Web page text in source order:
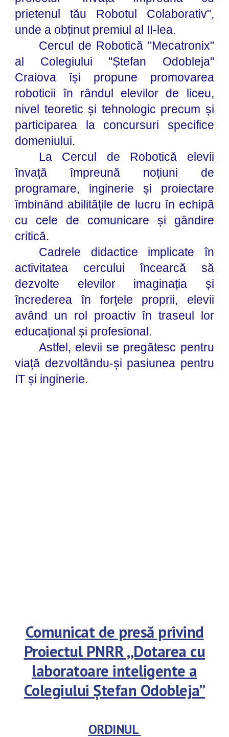
prietenul tău Robotul Colaborativ",
unde a obținut premiul al II-lea.
Cercul de Robotică "Mecatronix"
al Colegiului "Ștefan Odobleja"
Craiova își propune promovarea
roboticii în rândul elevilor de liceu,
nivel teoretic și tehnologic precum și
participarea la concursuri specifice
domeniului.
La Cercul de Robotică elevii
învață împreună noțiuni de
programare, inginerie și proiectare
îmbinând abilitățile de lucru în echipă
cu cele de comunicare și gândire
critică.
Cadrele didactice implicate în
activitatea cercului încearcă să
dezvolte elevilor imaginația și
încrederea în forțele proprii, elevii
având un rol proactiv în traseul lor
educațional și profesional.
Astfel, elevii se pregătesc pentru
viață dezvoltându-și pasiunea pentru
IT și inginerie.
Comunicat de presă privind
Proiectul PNRR ,,Dotarea cu
laboratoare inteligente a
Colegiului Ștefan Odobleja”
ORDINUL